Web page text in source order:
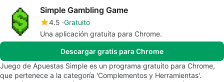
Simple Gambling Game
4.5 Gratuito
Una aplicación gratuita para Chrome.
Descargar gratis para Chrome
Juego de Apuestas Simple es un programa gratuito para Chrome,
que pertenece a la categoría 'Complementos y Herramientas'.